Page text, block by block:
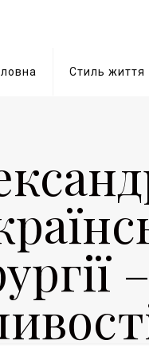
Стиль життя